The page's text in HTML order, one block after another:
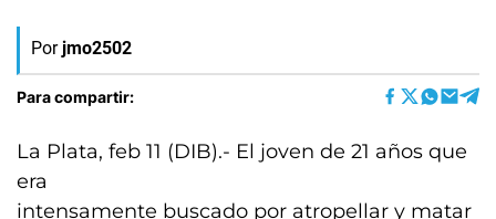
Por jmo2502
Para compartir:
La Plata, feb 11 (DIB).- El joven de 21 años que
era
intensamente buscado por atropellar y matar